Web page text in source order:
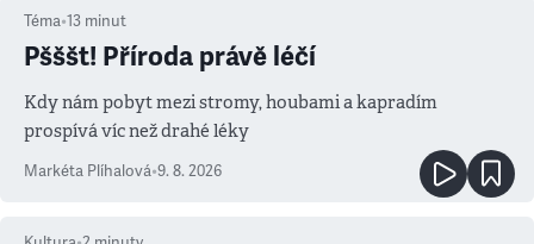
Téma•13 minut
Pšššt! Příroda právě léčí
Kdy nám pobyt mezi stromy, houbami a kapradím
prospívá víc než drahé léky
Markéta Plíhalová•9. 8. 2026